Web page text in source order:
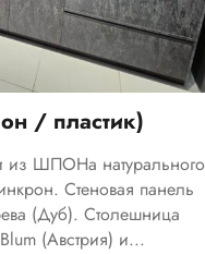
/ пластик)
из ШПОНа натурального
Стеновая панель
(Дуб). Столешница
(Австрия) и...